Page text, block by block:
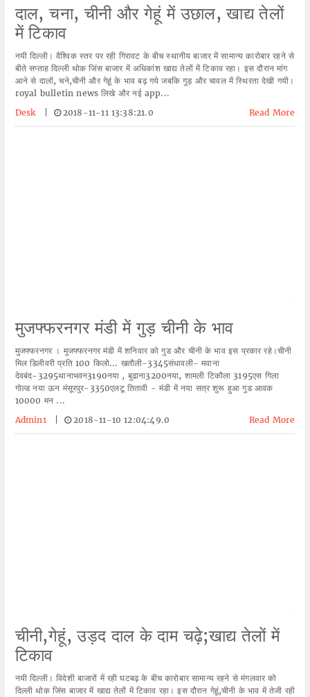
दाल, चना, चीनी और गेहूं में उछाल, खाद्य तेलों
में टिकाव
नयी दिल्ली। वैश्विक स्तर पर रही गिरावट के बीच स्थानीय बाजार में सामान्य कारोबार रहने से
बीते सप्ताह दिल्ली थोक जिंस बाजार में अधिकांश खाद्य तेलों में टिकाव रहा। इस दौरान मांग
आने से दालों, चने,चीनी और गेहूं के भाव बढ़ गये जबकि गुड़ और चावल में स्थिरता देखी गयी।
royal bulletin news लिखे और नई app...
Desk
2018-11-11 13:38:21.0 Read More
मुजफ्फरनगर मंडी में गुड़ चीनी के भाव
मुजफ्फरनगर । मुजफ्फरनगर मंडी में शनिवार को गुड और चीनी के भाव इस प्रकार रहे।चीनी
मिल डिलीवरी प्रति 100 किलो... खतौली-3345संधावली- मवाना
देवबंद-3295थानाभवन3190नया , बुढाना3200नया, शामली टिकौला 3195एस गिला
गोल्ड नया ऊन मंसूरपुर-3350एलटू तितावी - मंडी में नया सत्र शुरू हुआ गुड आवक
10000 मन ...
Admin1
2018-11-10 12:04:49.0 Read More
चीनी,गेहूं, उड़द दाल के दाम चढ़े;खाद्य तेलों में
टिकाव
नयी दिल्ली। विदेशी बाजारों में रही घटबढ़ के बीच कारोबार सामान्य रहने से मंगलवार को
दिल्ली थोक जिंस बाजार में खाद्य तेलों में टिकाव रहा। इस दौरान गेहूं,चीनी के भाव में तेजी रही